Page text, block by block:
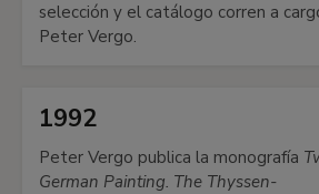
selección y el catálogo corren a
Peter Vergo.
1992
Peter Vergo publica la monografía
German Painting. The Thyssen-